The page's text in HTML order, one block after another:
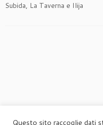
Subida, La Taverna e Ilija
Questo sito raccoglie dati